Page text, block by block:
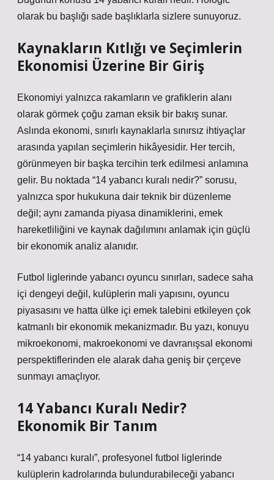
olarak bu başlığı sade başlıklarla sizlere sunuyoruz.
Kaynakların Kıtlığı ve Seçimlerin
Ekonomisi Üzerine Bir Giriş
Ekonomiyi yalnızca rakamların ve grafiklerin alanı
olarak görmek çoğu zaman eksik bir bakış sunar.
Aslında ekonomi, sınırlı kaynaklarla sınırsız ihtiyaçlar
arasında yapılan seçimlerin hikâyesidir. Her tercih,
görünmeyen bir başka tercihin terk edilmesi anlamına
gelir. Bu noktada “14 yabancı kuralı nedir?” sorusu,
yalnızca spor hukukuna dair teknik bir düzenleme
değil; aynı zamanda piyasa dinamiklerini, emek
hareketliliğini ve kaynak dağılımını anlamak için güçlü
bir ekonomik analiz alanıdır.
Futbol liglerinde yabancı oyuncu sınırları, sadece saha
içi dengeyi değil, kulüplerin mali yapısını, oyuncu
piyasasını ve hatta ülke içi emek talebini etkileyen çok
katmanlı bir ekonomik mekanizmadır. Bu yazı, konuyu
mikroekonomi, makroekonomi ve davranışsal ekonomi
perspektiflerinden ele alarak daha geniş bir çerçeve
sunmayı amaçlıyor.
14 Yabancı Kuralı Nedir?
Ekonomik Bir Tanım
“14 yabancı kuralı”, profesyonel futbol liglerinde
kulüplerin kadrolarında bulundurabileceği yabancı